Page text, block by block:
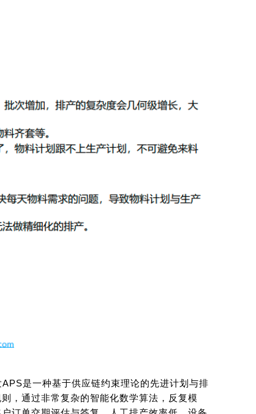
APS是一种基于供应链约束理论的先进计划与排
，通过非常复杂的智能化数学算法，反复模